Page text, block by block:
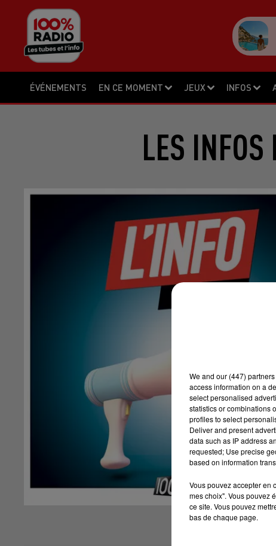
ÉVÉNEMENTS EN CE MOMENT JEUX INFOS
LES
We and our (447) partners
access information on a
select personalised
statistics or combinations
profiles to select
Deliver and present
data such as IP address
requested; Use precise
based on information
Vous pouvez accepter en
mes choix". Vous pouvez
ce site. Vous pouvez
bas de chaque page.